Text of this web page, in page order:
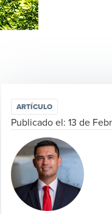
ARTÍCULO
Publicado el: 13 de